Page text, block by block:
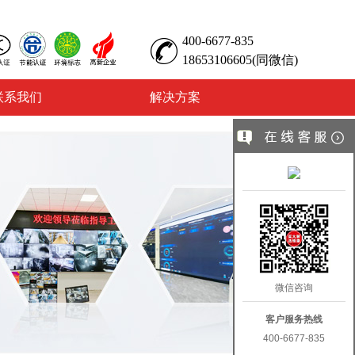
400-6677-835
18653106605(同微信)
系我们 解决方案
微信咨询
客户服务热线
400-6677-835